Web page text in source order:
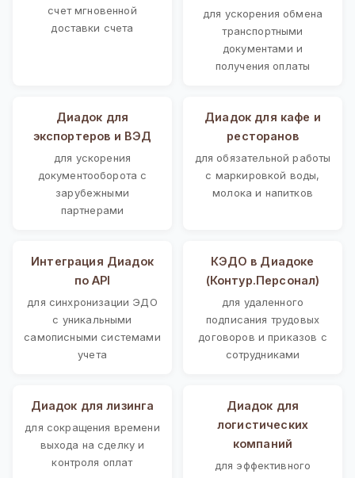
счет мгновенной
доставки счета
для ускорения обмена
транспортными
документами и
получения оплаты
Диадок для
экспортеров и ВЭД
для ускорения
документооборота с
зарубежными
партнерами
Диадок для кафе и
ресторанов
для обязательной работы
с маркировкой воды,
молока и напитков
Интеграция Диадок
по API
для синхронизации ЭДО
с уникальными
самописными системами
учета
КЭДО в Диадоке
(Контур.Персонал)
для удаленного
подписания трудовых
договоров и приказов с
сотрудниками
Диадок для лизинга
для сокращения времени
выхода на сделку и
контроля оплат
Диадок для
логистических
компаний
для эффективного